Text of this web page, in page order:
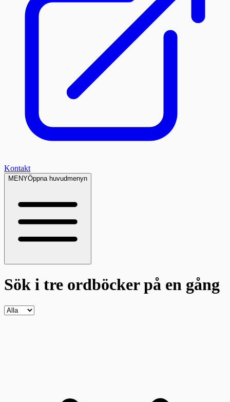
Kontakt
MENYÖppna huvudmenyn
Sök i tre ordböckerpå en gång